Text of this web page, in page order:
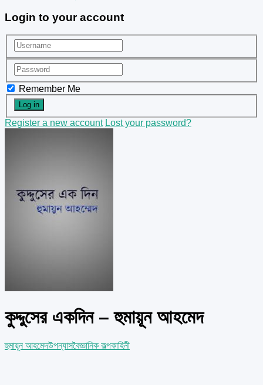
Login to your account
Remember Me
Register a new account Lost your password?
কুদ্দুসের একদিন – হুমায়ূন আহমেদ
হুমায়ূন আহমেদউপন্যাসবৈজ্ঞানিক কল্পকাহিনী